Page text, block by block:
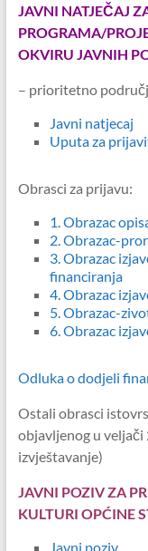
JAVNI NATJEČAJ
PROGRAMA/
OKVIRU JAVNIH
– prioritetno
Javni natjecaj
Uputa za
Obrasci za prijavu:
1. Obrazac
2.Obrazac-
3. Obrazac
financiranja
4. Obrazac
5. Obrazac-
6. Obrazac
Odluka o dodjeli
Ostali obrasci
objavljenog u veljači
izvještavanje)
JAVNI POZIV ZA
KULTURI OPĆINE
Javni poziv